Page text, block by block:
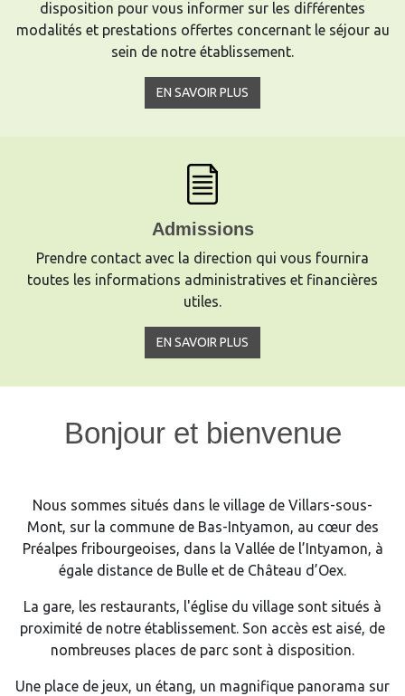
disposition pour vous informer sur les différentes
modalités et prestations offertes concernant le séjour au
sein de notre établissement.
EN SAVOIR PLUS
Admissions
Prendre contact avec la direction qui vous fournira
toutes les informations administratives et financières
utiles.
EN SAVOIR PLUS
Bonjour et bienvenue
Nous sommes situés dans le village de Villars-sous-
Mont, sur la commune de Bas-Intyamon, au cœur des
Préalpes fribourgeoises, dans la Vallée de l’Intyamon, à
égale distance de Bulle et de Château d’Oex.
La gare, les restaurants, l'église du village sont situés à
proximité de notre établissement. Son accès est aisé, de
nombreuses places de parc sont à disposition.
Une place de jeux, un étang, un magnifique panorama sur